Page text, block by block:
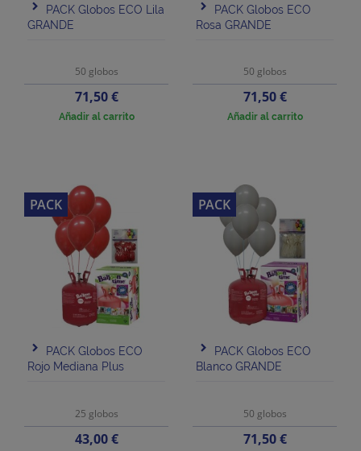
PACK Globos ECO Lila
GRANDE
50 globos
Precio
71,50 €
Añadir al carrito
PACK Globos ECO
Rosa GRANDE
50 globos
Precio
71,50 €
Añadir al carrito
PACK Globos ECO
Rojo Mediana Plus
25 globos
Precio
43,00 €
PACK
PACK Globos ECO
Blanco GRANDE
50 globos
Precio
71,50 €
PACK